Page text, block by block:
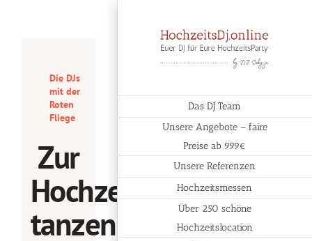
Das DJ Team
Unsere Angebote – faire
Preise ab 999€
Unsere Referenzen
Hochzeitsmessen
Über 250 schöne
Hochzeitslocation
Die DJs
mit der
Roten
Fliege
Zur
Hochzeit
tanzen